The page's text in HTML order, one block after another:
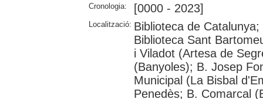
Cronologia:
[0000 - 2023]
Localització: Biblioteca de
Biblioteca Sant
i Viladot (Artesa de
(Banyoles); B. Josep
Municipal (La Bisbal
Penedès; B. Comarcal